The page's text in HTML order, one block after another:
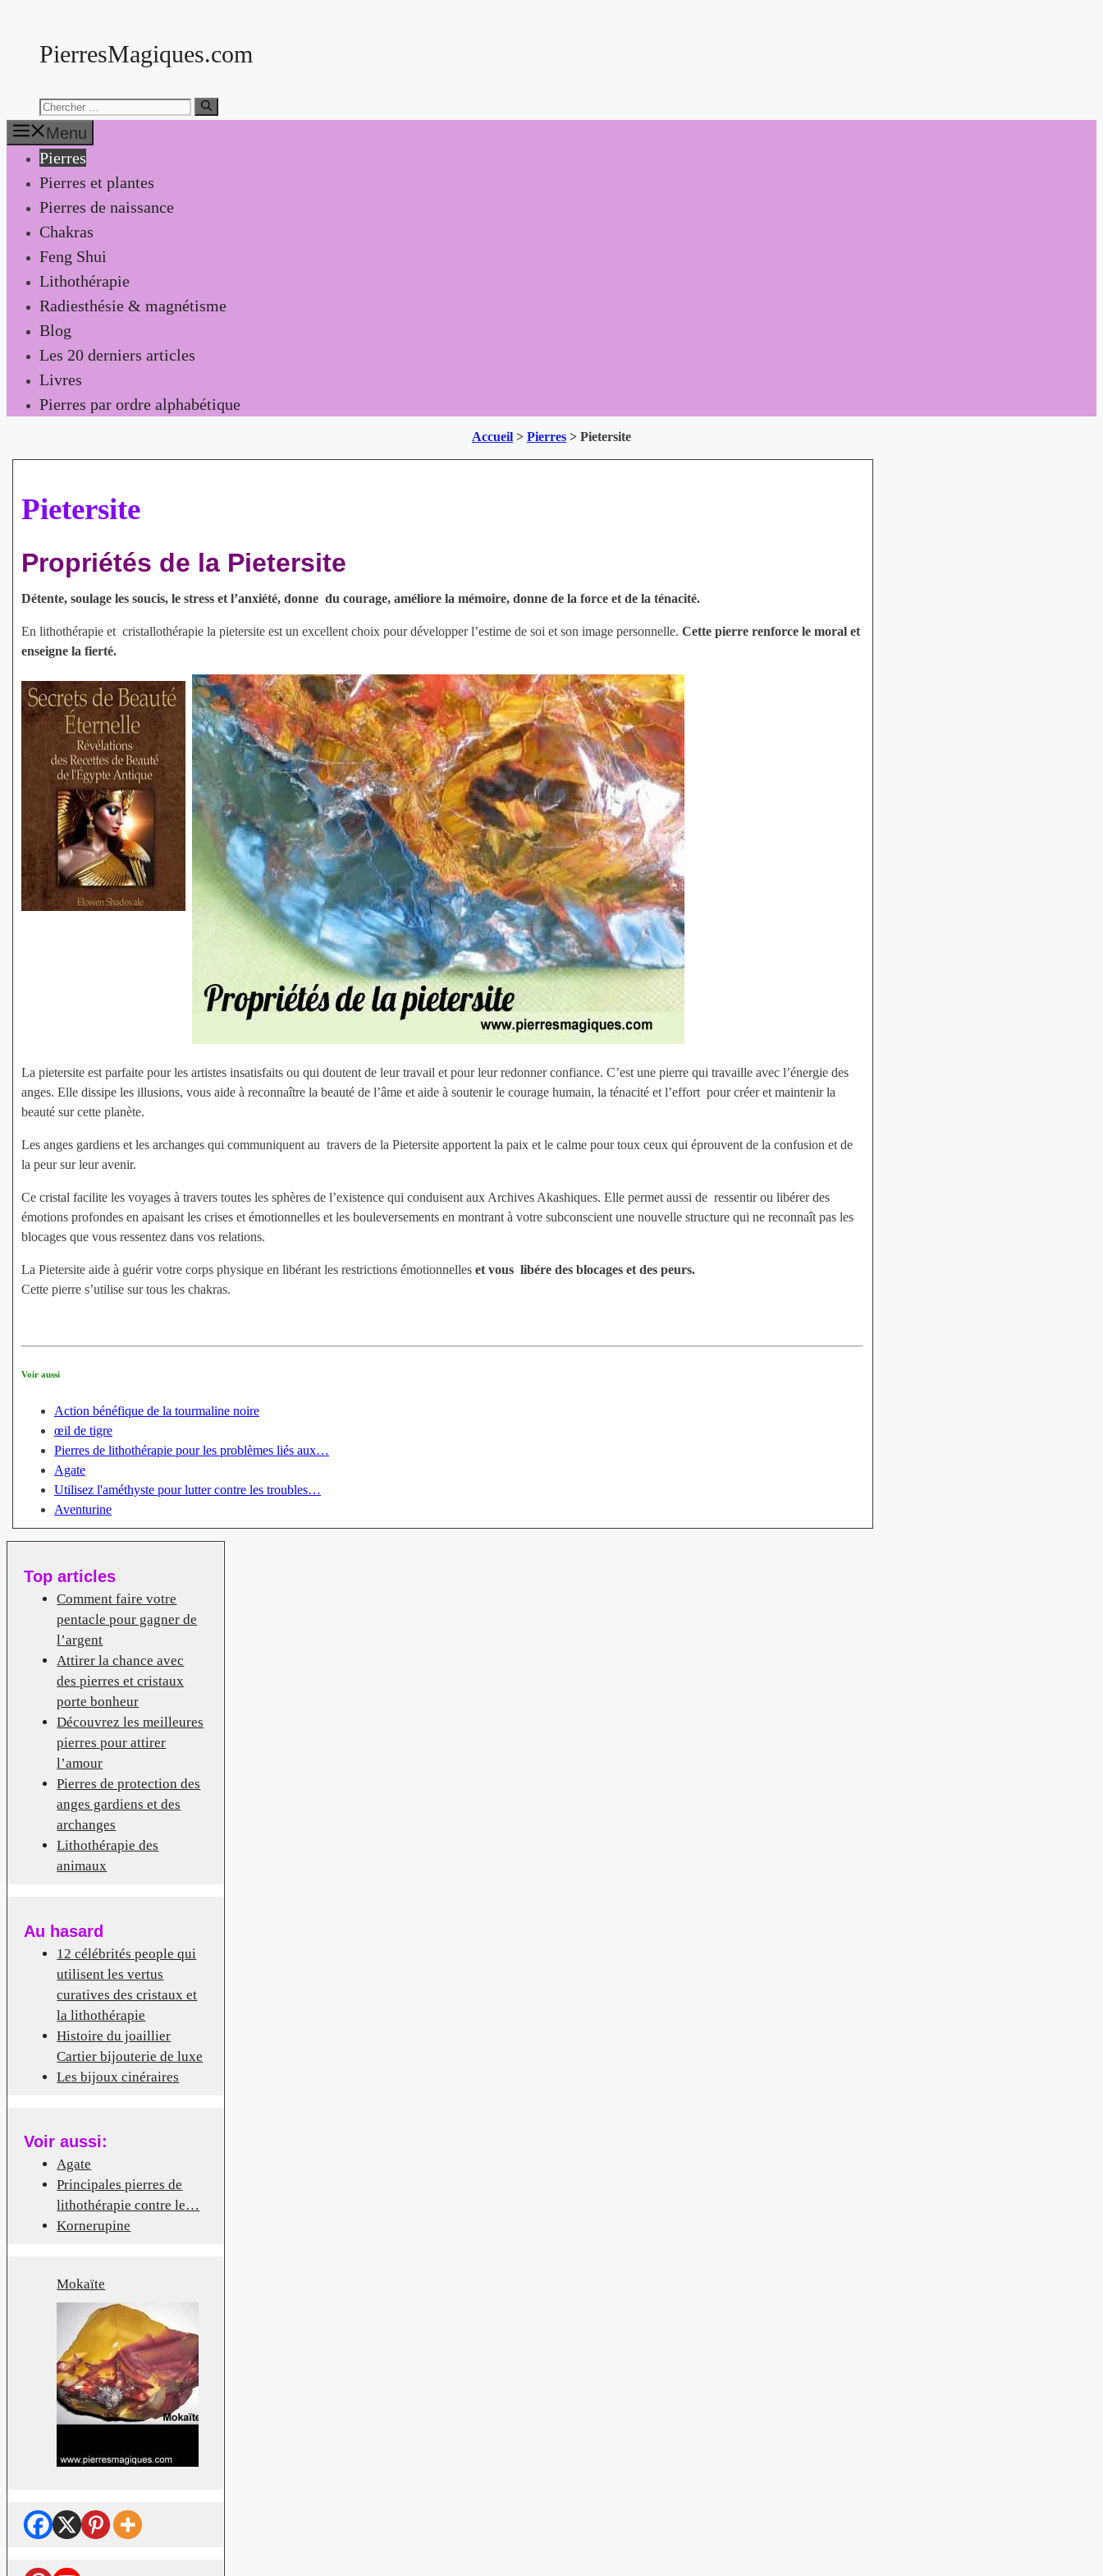
contenuPierresMagiques.com
Chercher:
Menu
Pierres
Pierres et plantes
Pierres de naissance
Chakras
Feng Shui
Lithothérapie
Radiesthésie & magnétisme
Blog
Les 20 derniers articles
Livres
Pierres par ordre alphabétique
Accueil > Pierres > Pietersite
Pietersite
Propriétés de la Pietersite
Détente, soulage les soucis, le stress et l’anxiété, donne du courage, améliore la mémoire, donne de la force et de la ténacité.
En lithothérapie et cristallothérapie la pietersite est un excellent choix pour développer l’estime de soi et son image personnelle. Cette pierre renforce le moral et
enseigne la fierté.
La pietersite est parfaite pour les artistes insatisfaits ou qui doutent de leur travail et pour leur redonner confiance. C’est une pierre qui travaille avec l’énergie des
anges. Elle dissipe les illusions, vous aide à reconnaître la beauté de l’âme et aide à soutenir le courage humain, la ténacité et l’effort pour créer et maintenir la
beauté sur cette planète.
Les anges gardiens et les archanges qui communiquent au travers de la Pietersite apportent la paix et le calme pour toux ceux qui éprouvent de la confusion et de
la peur sur leur avenir.
Ce cristal facilite les voyages à travers toutes les sphères de l’existence qui conduisent aux Archives Akashiques. Elle permet aussi de ressentir ou libérer des
émotions profondes en apaisant les crises et émotionnelles et les bouleversements en montrant à votre subconscient une nouvelle structure qui ne reconnaît pas les
blocages que vous ressentez dans vos relations.
La Pietersite aide à guérir votre corps physique en libérant les restrictions émotionnelles et vous libére des blocages et des peurs.
Cette pierre s’utilise sur tous les chakras.
Voir aussi
Action bénéfique de la tourmaline noire
œil de tigre
Pierres de lithothérapie pour les problèmes liés aux…
Agate
Utilisez l'améthyste pour lutter contre les troubles…
Aventurine
Top articles
Comment faire votre
pentacle pour gagner de
l’argent
Attirer la chance avec
des pierres et cristaux
porte bonheur
Découvrez les meilleures
pierres pour attirer
l’amour
Pierres de protection des
anges gardiens et des
archanges
Lithothérapie des
animaux
Au hasard
12 célébrités people qui
utilisent les vertus
curatives des cristaux et
la lithothérapie
Histoire du joaillier
Cartier bijouterie de luxe
Les bijoux cinéraires
Voir aussi:
Agate
Principales pierres de
lithothérapie contre le…
Kornerupine
Mokaïte